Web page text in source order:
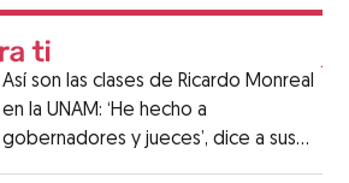
Así son las clases de Ricardo Monreal
en la UNAM: ‘He hecho a
gobernadores y jueces’, dice a sus
alumnos